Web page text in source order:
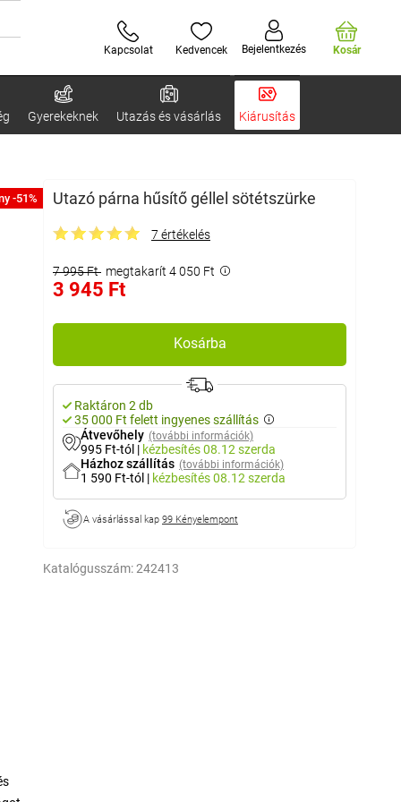
Kapcsolat Kedvencek Bejelentkezés Kosár
Gyerekeknek Utazás és vásárlás Kiárusítás
-51% Utazó párna hűsítő géllel sötétszürke
7 értékelés
7 995 Ft megtakarít 4 050 Ft
3 945 Ft
Kosárba
Raktáron 2 db
35 000 Ft felett ingyenes szállítás
Átvevőhely (további információk)
995 Ft-tól | kézbesítés08.12 szerda
Házhoz szállítás (további információk)
1 590 Ft-tól | kézbesítés08.12 szerda
A vásárlással kap 99 Kényelempont
Katalógusszám:242413